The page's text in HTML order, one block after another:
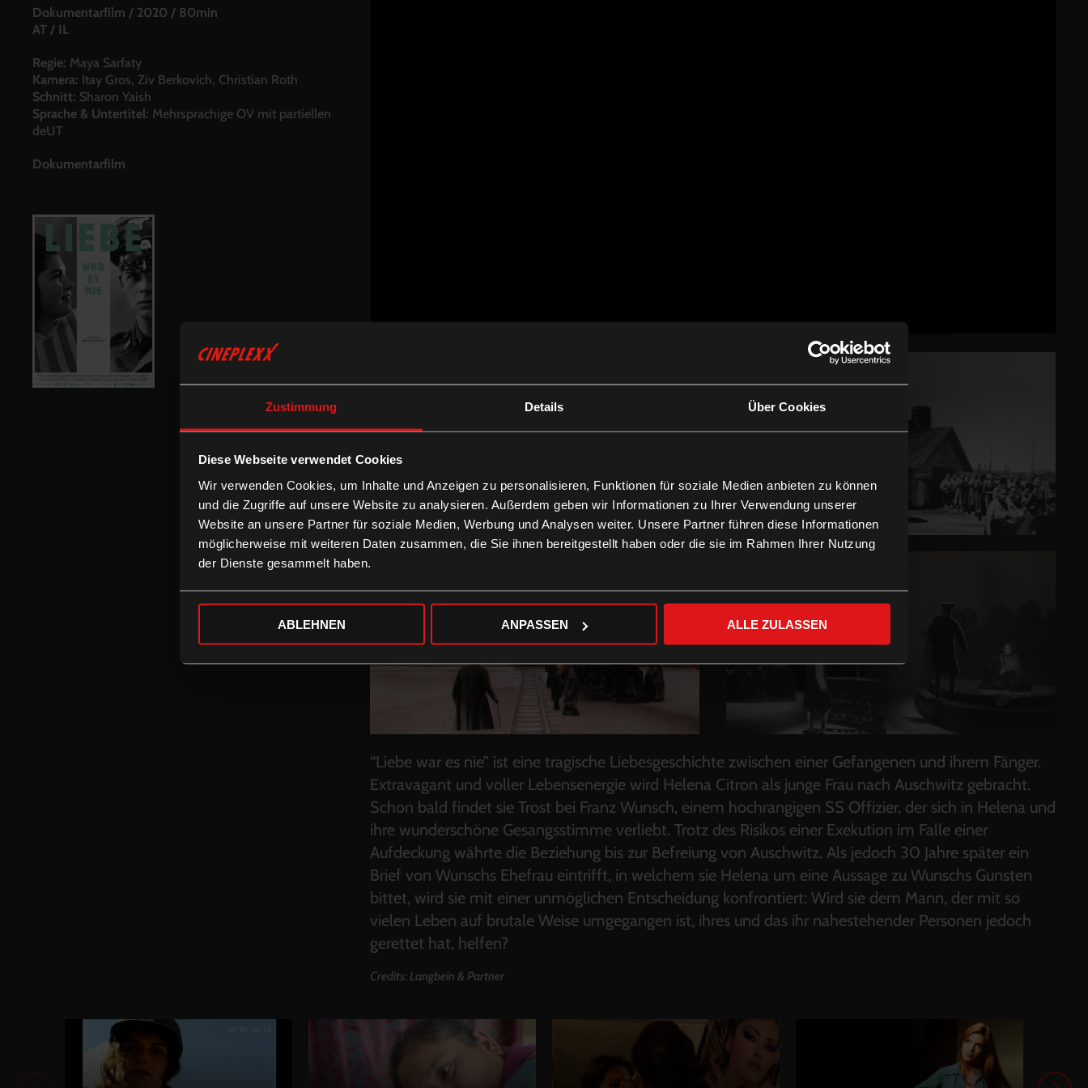
Zustimmung Details Über Cookies
Diese Webseite verwendet Cookies
Wir verwenden Cookies, um Inhalte und Anzeigen zu personalisieren, Funktionen für soziale Medien anbieten zu können
und die Zugriffe auf unsere Website zu analysieren. Außerdem geben wir Informationen zu Ihrer Verwendung unserer
Website an unsere Partner für soziale Medien, Werbung und Analysen weiter. Unsere Partner führen diese Informationen
möglicherweise mit weiteren Daten zusammen, die Sie ihnen bereitgestellt haben oder die sie im Rahmen Ihrer Nutzung
der Dienste gesammelt haben.
ABLEHNEN ANPASSEN ALLE ZULASSEN
Dokumentarfilm / 2020 / 80min
AT / IL
Regie: Maya Sarfaty
Kamera: Itay Gros, Ziv Berkovich, Christian Roth
Schnitt: Sharon Yaish
Sprache & Untertitel: Mehrsprachige OV mit partiellen
deUT
Dokumentarfilm
“Liebe war es nie” ist eine tragische Liebesgeschichte zwischen einer Gefangenen und ihrem Fänger.
Extravagant und voller Lebensenergie wird Helena Citron als junge Frau nach Auschwitz gebracht.
Schon bald findet sie Trost bei Franz Wunsch, einem hochrangigen SS Offizier, der sich in Helena und
ihre wunderschöne Gesangsstimme verliebt. Trotz des Risikos einer Exekution im Falle einer
Aufdeckung währte die Beziehung bis zur Befreiung von Auschwitz. Als jedoch 30 Jahre später ein
Brief von Wunschs Ehefrau eintrifft, in welchem sie Helena um eine Aussage zu Wunschs Gunsten
bittet, wird sie mit einer unmöglichen Entscheidung konfrontiert: Wird sie dem Mann, der mit so
vielen Leben auf brutale Weise umgegangen ist, ihres und das ihr nahestehender Personen jedoch
gerettet hat, helfen?
Credits: Langbein & Partner